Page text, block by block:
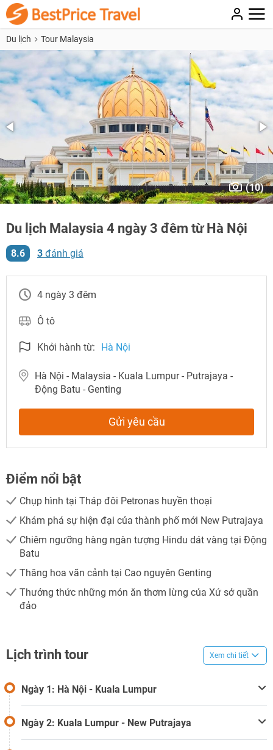
Du lịch Tour Malaysia
(10)
Du lịch Malaysia 4 ngày 3 đêm từ Hà Nội
8.6 3 đánh giá
4 ngày 3 đêm
Ô tô
Khởi hành từ: Hà Nội
Hà Nội - Malaysia - Kuala Lumpur - Putrajaya -
Động Batu - Genting
Gửi yêu cầu
Điểm nổi bật
Chụp hình tại Tháp đôi Petronas huyền thoại
Khám phá sự hiện đại của thành phố mới New Putrajaya
Chiêm ngưỡng hàng ngàn tượng Hindu dát vàng tại Động
Batu
Thăng hoa vãn cảnh tại Cao nguyên Genting
Thưởng thức những món ăn thơm lừng của Xứ sở quần
đảo
Lịch trình tour Xem chi tiết
Ngày 1: Hà Nội - Kuala Lumpur
Ngày 2: Kuala Lumpur - New Putrajaya
TƯ VẤN NGAY
TƯ VẤN NGAY
TƯ VẤN NGAY
NHẬN ƯU ĐÃI NGAY
TƯ VẤN NGAY